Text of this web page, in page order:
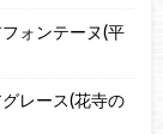
ォンテーヌ(平
レース(花寺の